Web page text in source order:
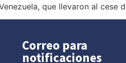
que llevaron al cese
Correo para
notificaciones